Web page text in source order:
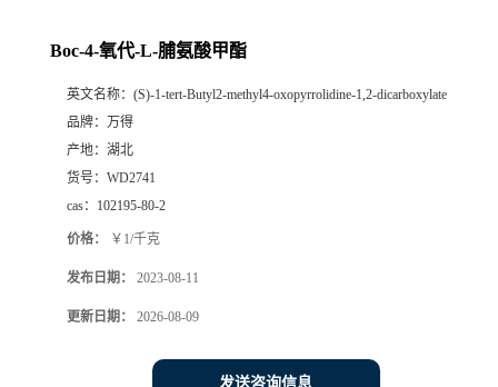
Boc-4-氧代-L-脯氨酸甲酯
英文名称： (S)-1-tert-Butyl2-methyl4-oxopyrrolidine-1,2-dicarboxylate
品牌： 万得
产地： 湖北
货号： WD2741
cas： 102195-80-2
价格： ￥1/千克
发布日期： 2023-08-11
更新日期： 2026-08-09
发送咨询信息